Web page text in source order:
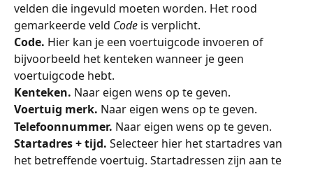
velden die ingevuld moeten worden. Het rood
gemarkeerde veld Code is verplicht.
Code. Hier kan je een voertuigcode invoeren of
bijvoorbeeld het kenteken wanneer je geen
voertuigcode hebt.
Kenteken. Naar eigen wens op te geven.
Voertuig merk. Naar eigen wens op te geven.
Telefoonnummer. Naar eigen wens op te geven.
Startadres + tijd. Selecteer hier het startadres van
het betreffende voertuig. Startadressen zijn aan te